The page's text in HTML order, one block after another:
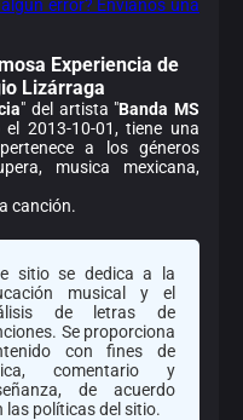
error? Envíanos una
Experiencia de
Lizárraga
" del artista "Banda MS
2013-10-01, tiene una
a los géneros
musica mexicana,
canción.
sitio se dedica a la
musical y el
de letras de
Se proporciona
con fines de
comentario y
de acuerdo
las políticas del sitio.